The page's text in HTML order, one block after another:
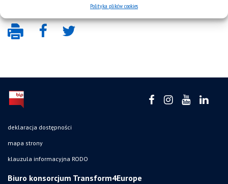
Polityka plików cookies
deklaracja dostępności
mapa strony
klauzula informacyjna RODO
Biuro konsorcjum Transform4Europe